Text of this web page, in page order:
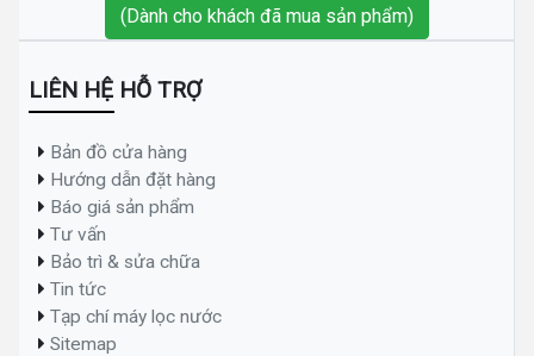
(Dành cho khách đã mua sản phẩm)
LIÊN HỆ HỖ TRỢ
Bản đồ cửa hàng
Hướng dẫn đặt hàng
Báo giá sản phẩm
Tư vấn
Bảo trì & sửa chữa
Tin tức
Tạp chí máy lọc nước
Sitemap